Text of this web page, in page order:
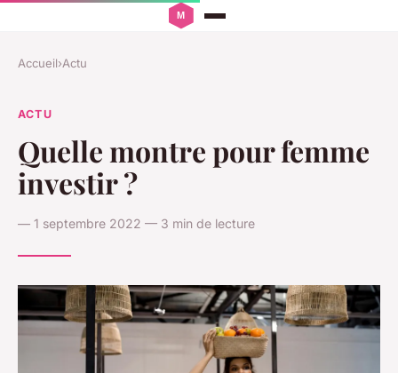
Accueil›Actu
ACTU
Quelle montre pour femme
investir ?
— 1 septembre 2022 — 3 min de lecture